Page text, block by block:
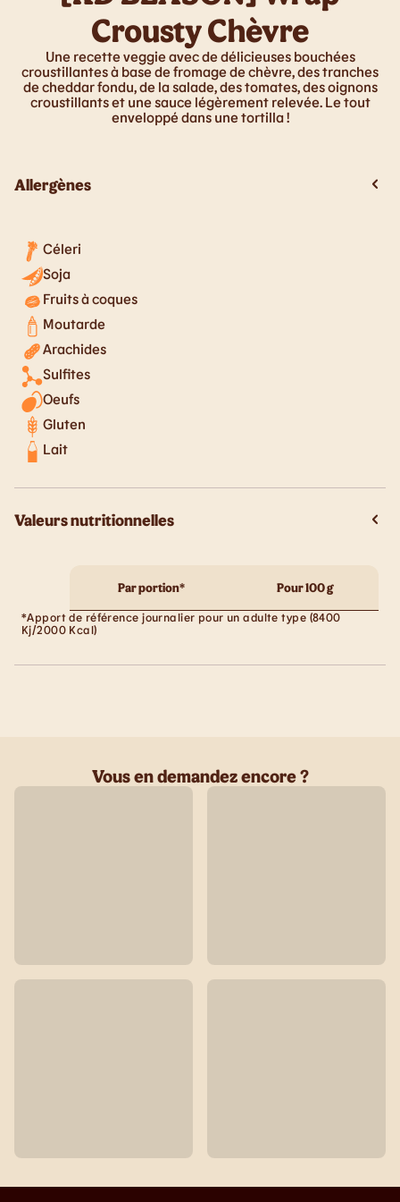
Crousty Chèvre
Une recette veggie avec de délicieuses bouchées
croustillantes à base de fromage de chèvre, des tranches
de cheddar fondu, de la salade, des tomates, des oignons
croustillants et une sauce légèrement relevée. Le tout
enveloppé dans une tortilla !
Allergènes
Céleri
Soja
Fruits à coques
Moutarde
Arachides
Sulfites
Oeufs
Gluten
Lait
Valeurs nutritionnelles
Par portion* Pour 100 g
*Apport de référence journalier pour un adulte type (8400
Kj/2000 Kcal)
Vous en demandez encore ?